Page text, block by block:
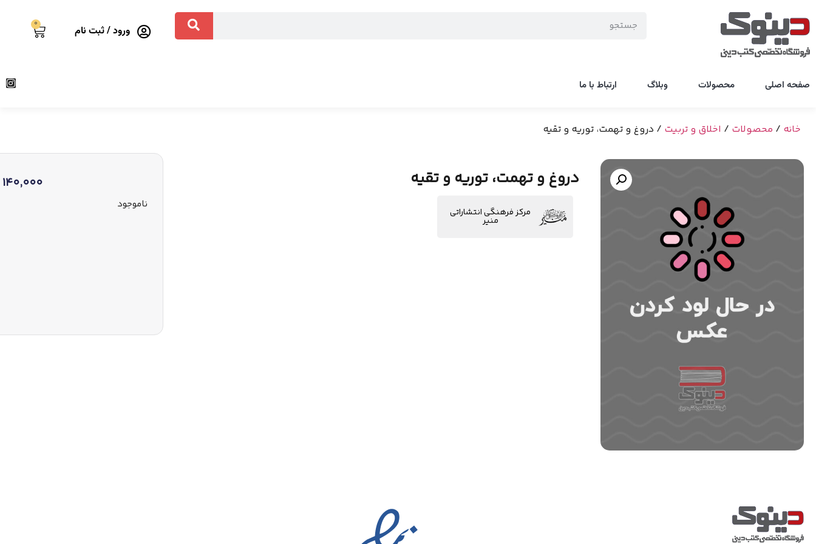
ورود / ثبت نام 0
صفحه اصلی محصولات وبلاگ ارتباط با ما
خانه / محصولات / اخلاق و تربیت / دروغ و تهمت، توریه و تقیه
دروغ و تهمت، توریه و تقیه
مرکز فرهنگی انتشاراتی
منیر
140,000
ناموجود